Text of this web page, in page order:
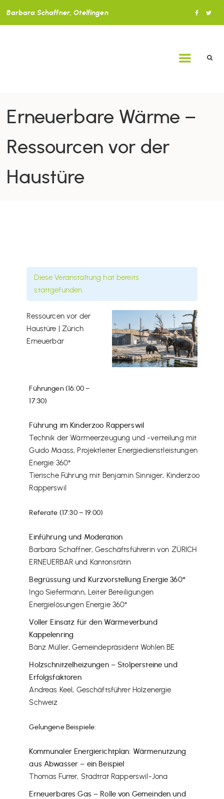
Barbara Schaffner, Otelfingen
Erneuerbare Wärme –
Ressourcen vor der
Haustüre
Diese Veranstaltung hat bereits
stattgefunden.
Ressourcen vor der
Haustüre | Zürich
Erneuerbar
Führungen (16:00 –
17:30)
Führung im Kinderzoo Rapperswil
Technik der Wärmeerzeugung und -verteilung mit
Guido Maass, Projektleiter Energiedienstleistungen
Energie 360°
Tierische Führung mit Benjamin Sinniger, Kinderzoo
Rapperswil
Referate (17:30 – 19:00)
Einführung und Moderation
Barbara Schaffner, Geschäftsführerin von ZÜRICH
ERNEUERBAR und Kantonsrätin
Begrüssung und Kurzvorstellung Energie 360°
Ingo Siefermann, Leiter Beteiligungen
Energielösungen Energie 360°
Voller Einsatz für den Wärmeverbund
Kappelenring
Bänz Müller, Gemeindepräsident Wohlen BE
Holzschnitzelheizungen – Stolpersteine und
Erfolgsfaktoren
Andreas Keel, Geschäftsführer Holzenergie
Schweiz
Gelungene Beispiele:
Kommunaler Energierichtplan: Wärmenutzung
aus Abwasser – ein Beispiel
Thomas Furrer, Stadtrat Rapperswil-Jona
Erneuerbares Gas – Rolle von Gemeinden und